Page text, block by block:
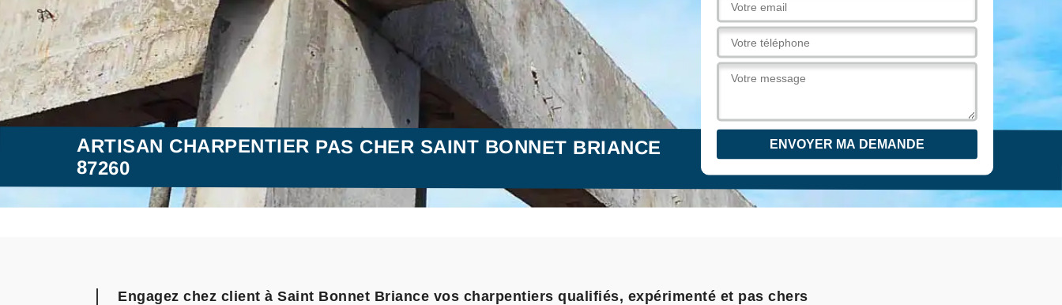
ARTISAN CHARPENTIER PAS CHER SAINT BONNET BRIANCE
87260
Engagez chez client à Saint Bonnet Briance vos charpentiers qualifiés, expérimenté et pas chers